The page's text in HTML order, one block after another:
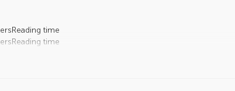
Reading time
Reading time